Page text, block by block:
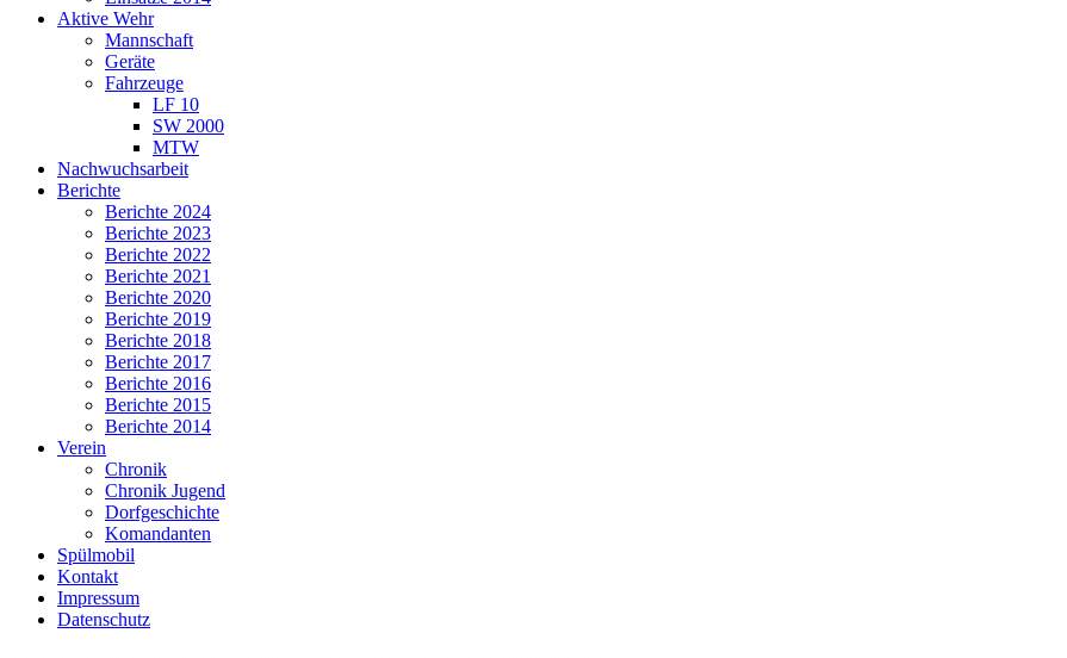
Aktive Wehr
Mannschaft
Geräte
Fahrzeuge
LF 10
SW 2000
MTW
Nachwuchsarbeit
Berichte
Berichte 2024
Berichte 2023
Berichte 2022
Berichte 2021
Berichte 2020
Berichte 2019
Berichte 2018
Berichte 2017
Berichte 2016
Berichte 2015
Berichte 2014
Verein
Chronik
Chronik Jugend
Dorfgeschichte
Komandanten
Spülmobil
Kontakt
Impressum
Datenschutz